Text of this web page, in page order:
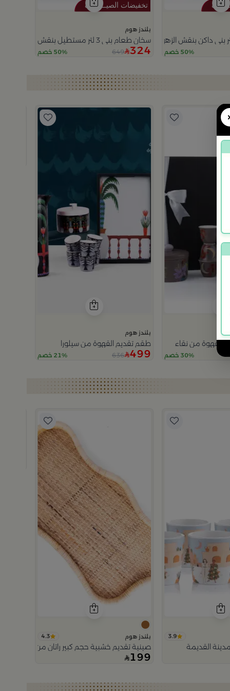
50% خصم
بلندز هوم
سخان طعام بني 3 لتر مستطيل بنقش النخلة من ملاذ
324
649 50% خصم
القهوة من نقاء
30% خصم
بلندز هوم
طقم تقديم القهوة من سيلورا
499
636 21% خصم
3.9
القديمة
بلندز هوم 4.3
صينية تقديم خشبية حجم كبير راتان من اورورا
199